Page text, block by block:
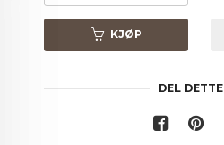
KJØP
DEL DETTE